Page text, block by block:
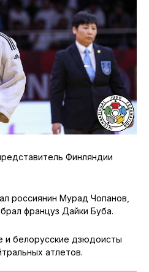
Финляндии
россиянин Мурад Чопанов,
француз Дайки Буба.
и белорусские дзюдоисты
атлетов.